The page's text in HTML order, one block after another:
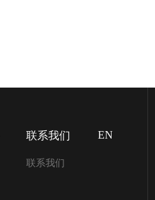
联系我们
联系我们
EN